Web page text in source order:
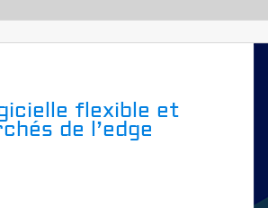
flexible et
de l’edge